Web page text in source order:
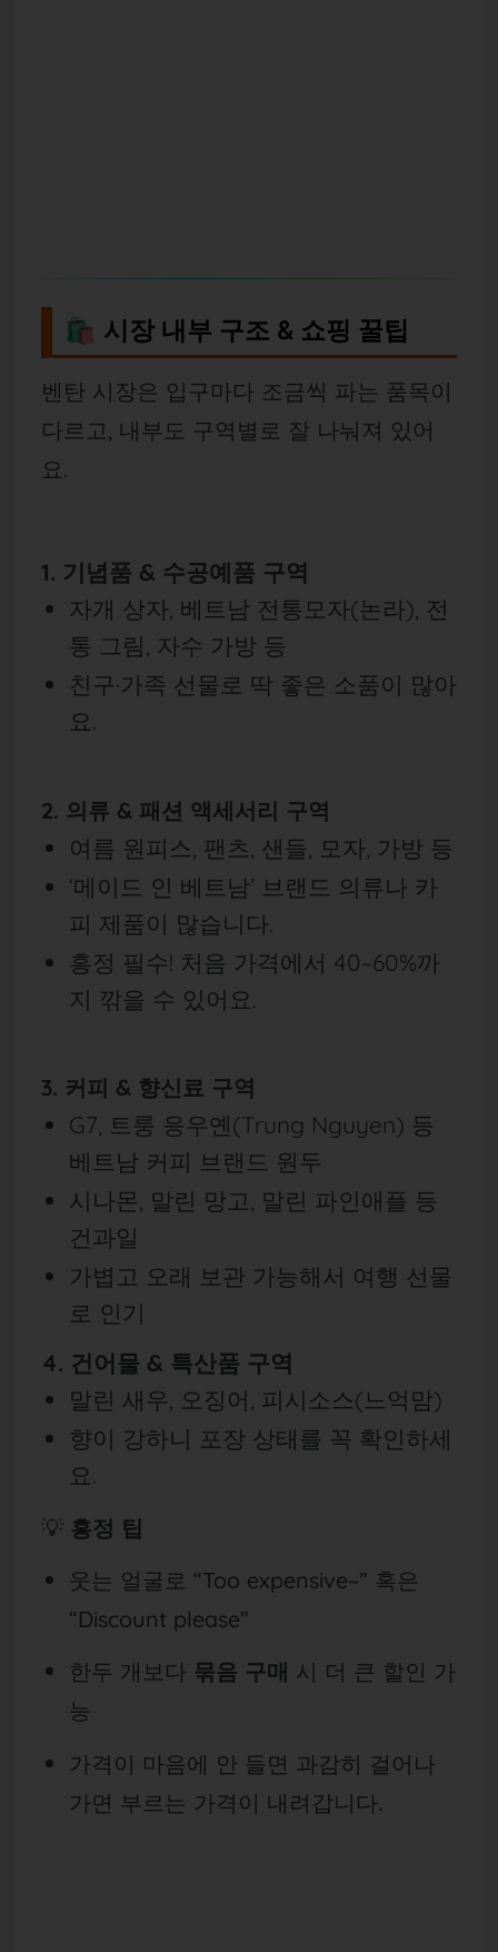
🛍 시장 내부 구조 & 쇼핑 꿀팁
벤탄 시장은 입구마다 조금씩 파는 품목이
다르고, 내부도 구역별로 잘 나눠져 있어
요.
1. 기념품 & 수공예품 구역
자개 상자, 베트남 전통모자(논라), 전
통 그림, 자수 가방 등
친구·가족 선물로 딱 좋은 소품이 많아
요.
2. 의류 & 패션 액세서리 구역
여름 원피스, 팬츠, 샌들, 모자, 가방 등
‘메이드 인 베트남’ 브랜드 의류나 카
피 제품이 많습니다.
흥정 필수! 처음 가격에서 40~60%까
지 깎을 수 있어요.
3. 커피 & 향신료 구역
G7, 트룽 응우옌(Trung Nguyen) 등
베트남 커피 브랜드 원두
시나몬, 말린 망고, 말린 파인애플 등
건과일
가볍고 오래 보관 가능해서 여행 선물
로 인기
4. 건어물 & 특산품 구역
말린 새우, 오징어, 피시소스(느억맘)
향이 강하니 포장 상태를 꼭 확인하세
요.
💡 흥정 팁
웃는 얼굴로 “Too expensive~” 혹은
“Discount please”
한두 개보다 묶음 구매 시 더 큰 할인 가
능
가격이 마음에 안 들면 과감히 걸어나
가면 부르는 가격이 내려갑니다.